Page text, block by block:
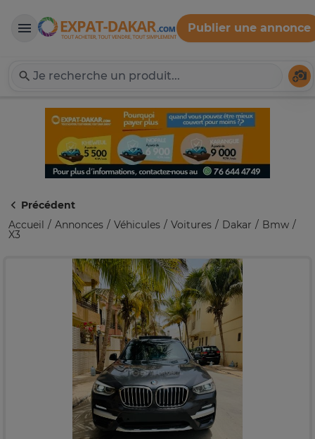
Expat-Dakar
Publier une annonce
Précédent
Accueil
Annonces Véhicules Voitures Dakar Bmw
X3